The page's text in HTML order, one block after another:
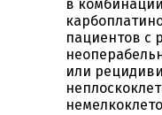
в
пациентов с
или